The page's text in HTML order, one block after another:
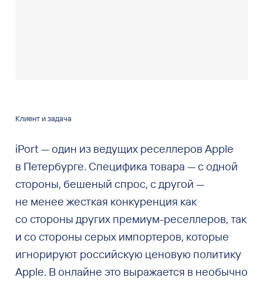
Клиент и задача
iPort — один из ведущих реселлеров Apple
в Петербурге. Специфика товара — с одной
стороны, бешеный спрос, с другой —
не менее жесткая конкуренция как
со стороны других премиум-реселлеров, так
и со стороны серых импортеров, которые
игнорируют российскую ценовую политику
Apple. В онлайне это выражается в необычно